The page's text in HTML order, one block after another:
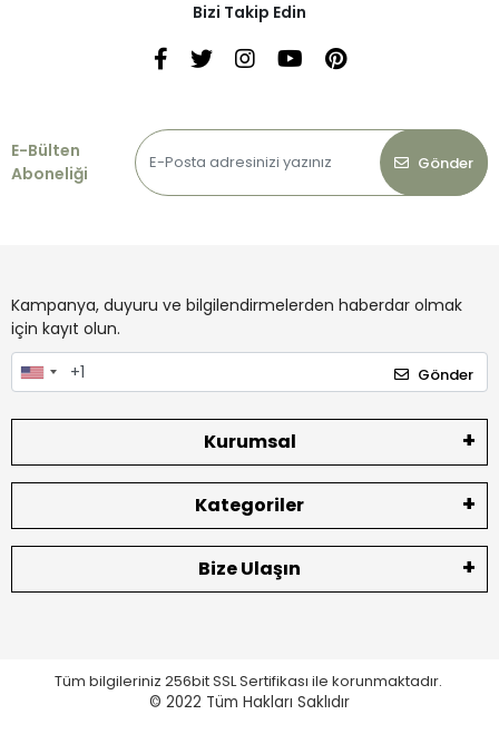
Bizi Takip Edin
E-Bülten
Aboneliği
Gönder
Kampanya, duyuru ve bilgilendirmelerden haberdar olmak
için kayıt olun.
Gönder
Kurumsal
Kategoriler
Bize Ulaşın
Tüm bilgileriniz 256bit SSL Sertifikası ile korunmaktadır.
© 2022 Tüm Hakları Saklıdır